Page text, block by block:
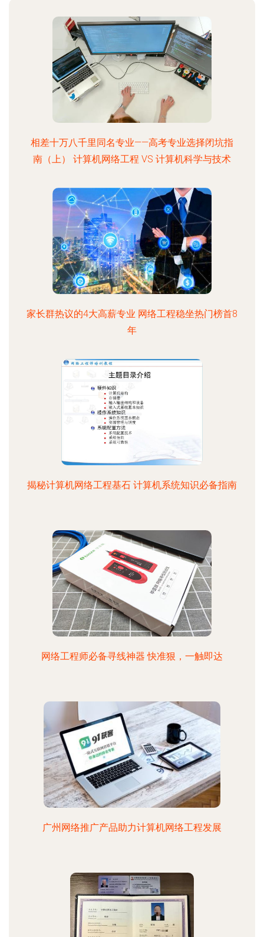
相差十万八千里同名专业——高考专业选择闭坑指
南（上） 计算机网络工程 VS 计算机科学与技术
家长群热议的4大高薪专业 网络工程稳坐热门榜首8
年
揭秘计算机网络工程基石 计算机系统知识必备指南
网络工程师必备寻线神器 快准狠，一触即达
广州网络推广产品助力计算机网络工程发展